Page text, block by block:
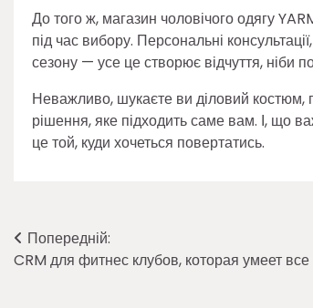
До того ж, магазин чоловічого одягу
під час вибору. Персональні
сезону — усе це створює відчуття, ніби
Неважливо, шукаєте ви діловий костюм,
рішення, яке підходить саме вам. І, що
це той, куди хочеться повертатись.
Навігація
записів
Попередній:
CRM для фитнес клубов, которая умеет все